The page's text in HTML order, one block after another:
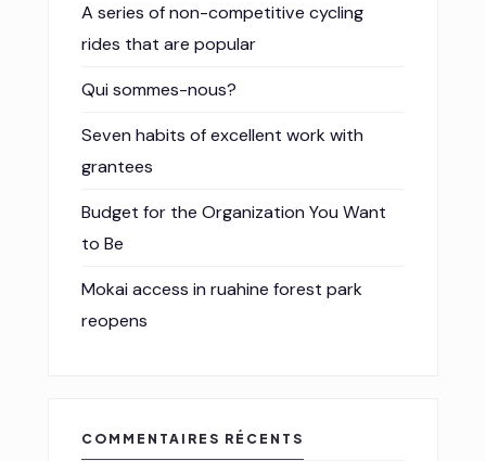
A series of non-competitive cycling
rides that are popular
Qui sommes-nous?
Seven habits of excellent work with
grantees
Budget for the Organization You Want
to Be
Mokai access in ruahine forest park
reopens
COMMENTAIRES RÉCENTS